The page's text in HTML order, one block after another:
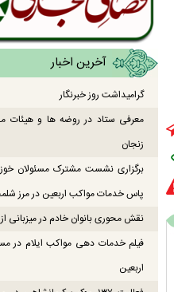
آخرین اخبار
گرامیداشت روز خبرنگار
معرفی ستاد در روضه ها و هیئات
زنجان
برگزاری نشست مشترک مسئولان
پاس خدمات مواکب اربعین در مرز
نقش محوری بانوان خادم در میزبانی از
فیلم خدمات دهی مواکب ایلام در
اربعین